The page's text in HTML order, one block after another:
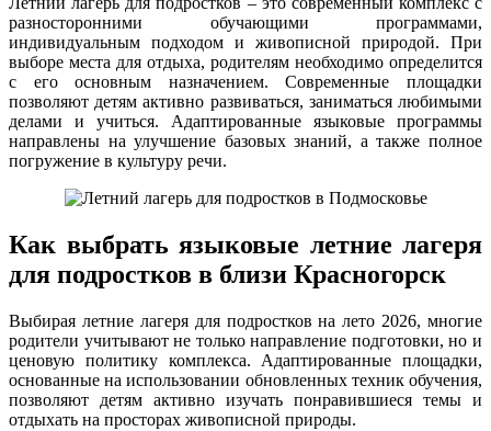
разносторонними обучающими программами,
индивидуальным подходом и живописной природой. При
выборе места для отдыха, родителям необходимо определится
с его основным назначением. Современные площадки
позволяют детям активно развиваться, заниматься любимыми
делами и учиться. Адаптированные языковые программы
направлены на улучшение базовых знаний, а также полное
погружение в культуру речи.
Как выбрать языковые летние лагеря
для подростков в близи Красногорск
Выбирая летние лагеря для подростков на лето 2026, многие
родители учитывают не только направление подготовки, но и
ценовую политику комплекса. Адаптированные площадки,
основанные на использовании обновленных техник обучения,
позволяют детям активно изучать понравившиеся темы и
отдыхать на просторах живописной природы.